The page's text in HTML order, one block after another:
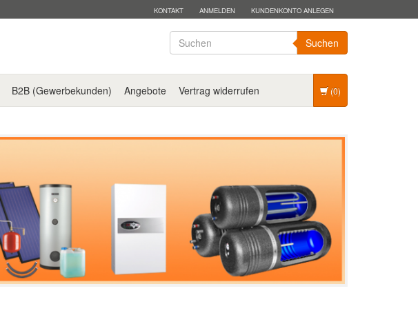
KONTAKT ANMELDEN KUNDENKONTO ANLEGEN
Suchen
B2B (Gewerbekunden) Angebote Vertrag widerrufen (0)